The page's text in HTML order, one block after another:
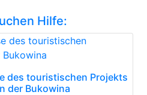
Hilfe:
des touristischen Projekts
der Bukowina